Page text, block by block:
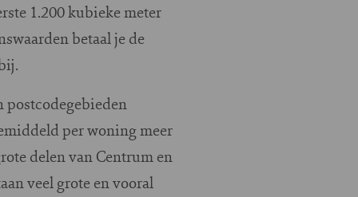
1.200 kubieke meter
betaal je de
postcodegebieden
per woning meer
delen van Centrum en
veel grote en vooral